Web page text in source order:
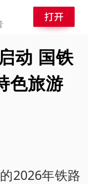
动 国铁
色旅游
2026年铁路